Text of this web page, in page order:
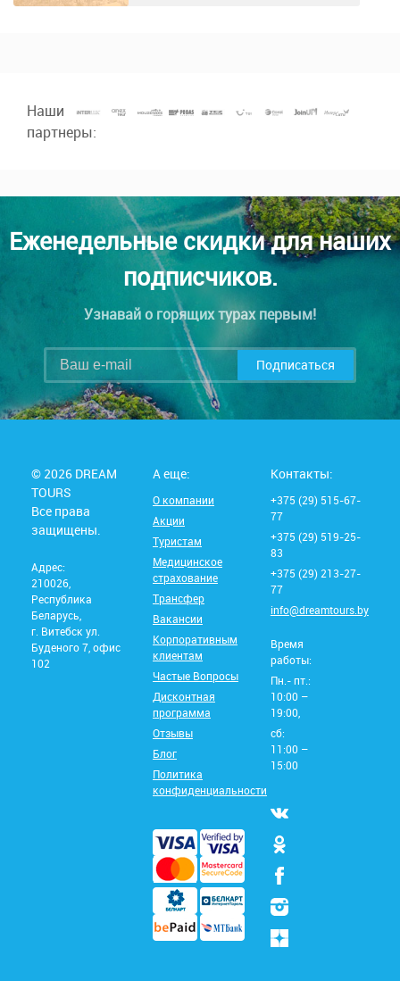
Наши
партнеры:
Еженедельные скидки для наших
подписчиков.
Узнавай о горящих турах первым!
Подписаться
© 2026 DREAM
TOURS
Все права
защищены.
Адрес:
210026,
Республика
Беларусь,
г. Витебск ул.
Буденого 7, офис
102
А еще:
О компании
Акции
Туристам
Медицинское
страхование
Трансфер
Вакансии
Корпоративным
клиентам
Частые Вопросы
Дисконтная
программа
Отзывы
Блог
Политика
конфиденциальности
Контакты:
+375 (29) 515-67-
77
+375 (29) 519-25-
83
+375 (29) 213-27-
77
info@dreamtours.by
Время
работы:
Пн.- пт.:
10:00 –
19:00,
сб:
11:00 –
15:00